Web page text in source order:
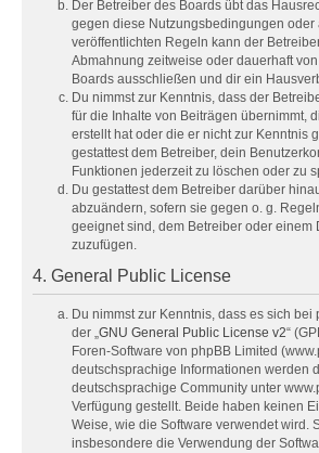
Der Betreiber des Boards übt das
gegen diese Nutzungsbedingungen oder
veröffentlichten Regeln kann der
Abmahnung zeitweise oder dauerhaft
Boards ausschließen und dir ein
Du nimmst zur Kenntnis, dass der
für die Inhalte von Beiträgen übernimmt,
erstellt hat oder die er nicht zur Kenntnis
gestattest dem Betreiber, dein
Funktionen jederzeit zu löschen oder zu
Du gestattest dem Betreiber darüber
abzuändern, sofern sie gegen o. g.
geeignet sind, dem Betreiber oder einem
zuzufügen.
4. General Public License
Du nimmst zur Kenntnis, dass es sich bei
der „GNU General Public License v2“
Foren-Software von phpBB Limited
deutschsprachige Informationen werden
deutschsprachige Community unter
Verfügung gestellt. Beide haben keinen
Weise, wie die Software verwendet wird.
insbesondere die Verwendung der